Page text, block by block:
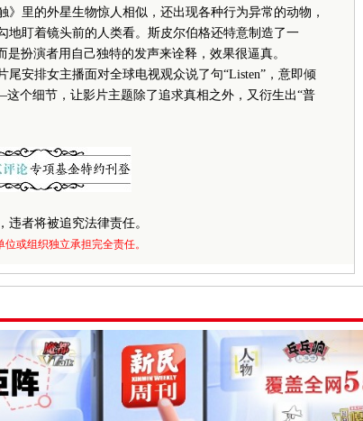
里的外星生物惊人相似，还出现各种行为异常的动物，
地盯着镜头前的人类看。斯皮尔伯格还特意制造了一
扮演者用自己独特的发声来诠释，效果很逼真。
安排女主播面对全球电视观众说了句“Listen”，意即倾
个细节，让影片主题除了追求真相之外，又衍生出“普
者将被追究法律责任。
或组织独立承担完全责任。